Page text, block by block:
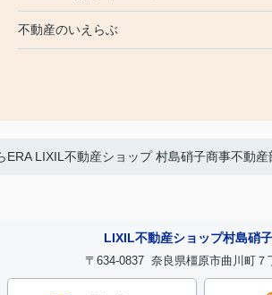
不動産のいえらぶ
ERA LIXIL不動産ショップ 村島硝子商事不動産
LIXIL不動産ショップ村島硝
〒634-0837 奈良県橿原市曲川町７